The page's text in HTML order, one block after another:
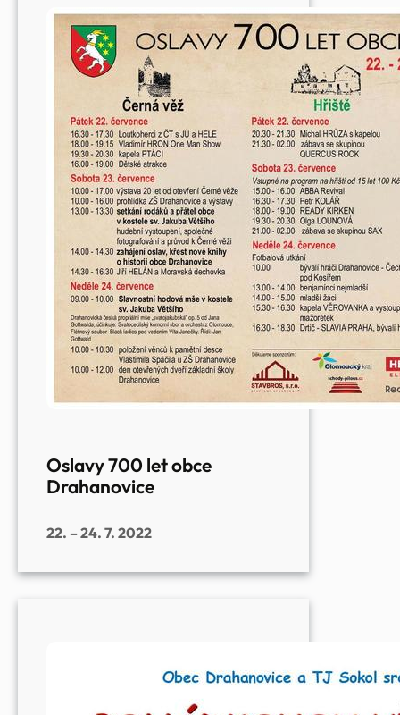
Oslavy 700 let obce
Drahanovice
22. – 24. 7. 2022